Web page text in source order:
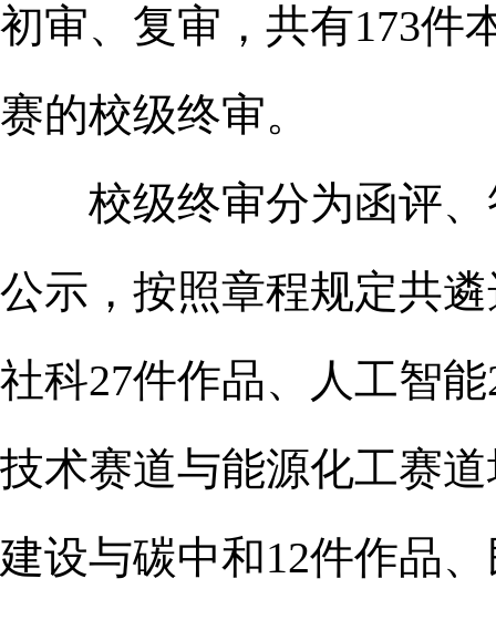
初审、复审，共有173件
赛的校级终审。
校级终审分为函评、
公示，按照章程规定共
社科27件作品、人工智
技术赛道与能源化工赛
建设与碳中和12件作品